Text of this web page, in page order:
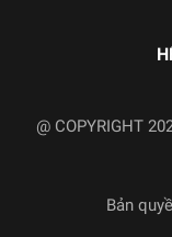
@ COPYRIGHT
Bản